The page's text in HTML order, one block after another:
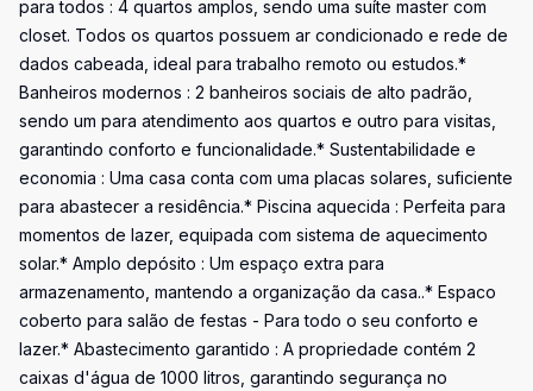
para todos : 4 quartos amplos, sendo uma suíte master com
closet. Todos os quartos possuem ar condicionado e rede de
dados cabeada, ideal para trabalho remoto ou estudos.*
Banheiros modernos : 2 banheiros sociais de alto padrão,
sendo um para atendimento aos quartos e outro para visitas,
garantindo conforto e funcionalidade.* Sustentabilidade e
economia : Uma casa conta com uma placas solares, suficiente
para abastecer a residência.* Piscina aquecida : Perfeita para
momentos de lazer, equipada com sistema de aquecimento
solar.* Amplo depósito : Um espaço extra para
armazenamento, mantendo a organização da casa..* Espaco
coberto para salão de festas - Para todo o seu conforto e
lazer.* Abastecimento garantido : A propriedade contém 2
caixas d'água de 1000 litros, garantindo segurança no